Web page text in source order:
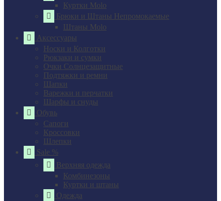
Куртки Molo
Брюки и Штаны Непромокаемые
Штаны Molo
Аксессуары
Носки и Колготки
Рюкзаки и сумки
Очки Солнцезащитные
Подтяжки и ремни
Шапки
Варежки и перчатки
Шарфы и снуды
Обувь
Сапоги
Кроссовки
Шлепки
Sale %
Верхняя одежда
Комбинезоны
Куртки и штаны
Одежда